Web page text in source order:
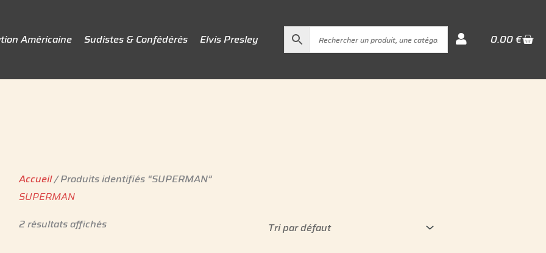
Américaine Sudistes & Confédérés Elvis Presley 0.00€Cart
Accueil/ Produits identifiés “SUPERMAN”
SUPERMAN
2 résultats affichés